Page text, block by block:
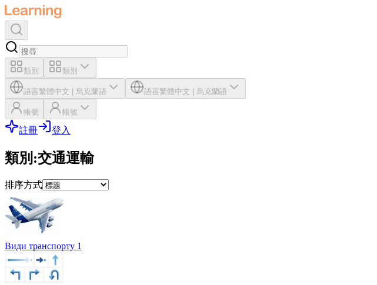
類別 類別
語言繁體中文 烏克蘭語 語言繁體中文 烏克蘭語
帳號 帳號
註冊 登入
類別 :交通運輸
排序方式
Види транспорту 1